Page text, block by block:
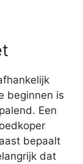
beginnen is
Een
bepaalt
dat